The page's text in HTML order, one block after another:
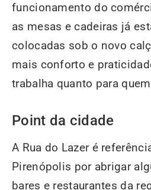
funcionamento do
as mesas e cadeiras já
colocadas sob o novo
mais conforto e
trabalha quanto para
Point da cidade
A Rua do Lazer é
Pirenópolis por abrigar
bares e restaurantes da